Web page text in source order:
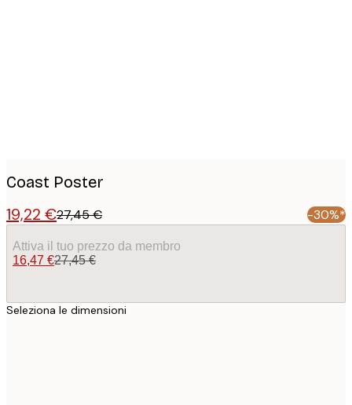
Coast Poster
19,22 €27,45 € -30%*
Attiva il tuo prezzo da membro
16,47 €27,45 €
Seleziona le dimensioni